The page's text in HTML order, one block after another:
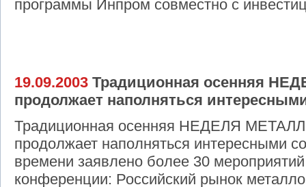
программы Инпром совместно с
19.09.2003 Традиционная осенняя
продолжает наполняться
Традиционная осенняя НЕДЕЛЯ
продолжает наполняться интересными
времени заявлено более 30
конференции: Российский рынок